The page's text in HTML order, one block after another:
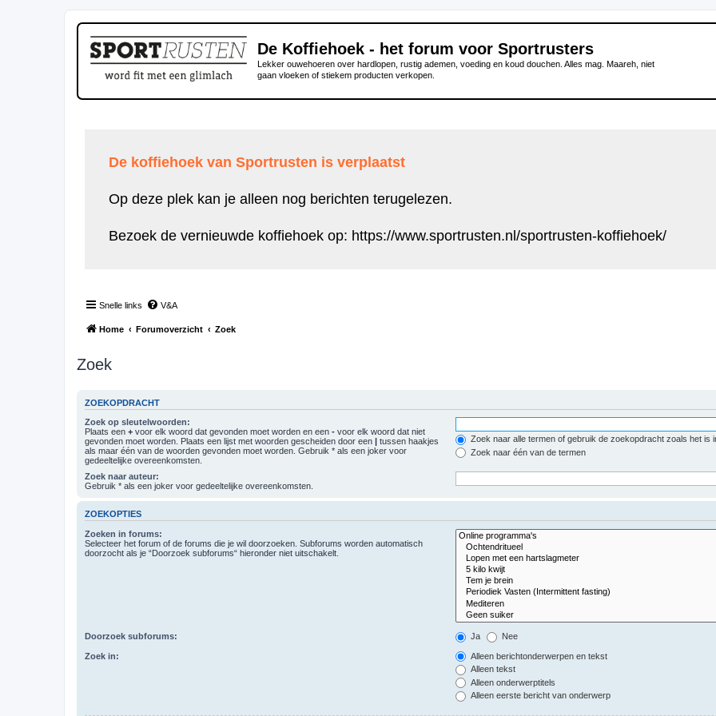
De Koffiehoek - het forum voor Sportrusters
Lekker ouwehoeren over hardlopen, rustig ademen, voeding en koud douchen. Alles mag. Maareh, niet
gaan vloeken of stiekem producten verkopen.
De koffiehoek van Sportrusten is verplaatst
Op deze plek kan je alleen nog berichten terugelezen.
Bezoek de vernieuwde koffiehoek op: https://www.sportrusten.nl/sportrusten-koffiehoek/
Snelle links V&A
Home Forumoverzicht Zoek
Zoek
ZOEKOPDRACHT
Zoek op sleutelwoorden:
Plaats een + voor elk woord dat gevonden moet worden en een - voor elk woord dat niet
gevonden moet worden. Plaats een lijst met woorden gescheiden door een | tussen haakjes
als maar één van de woorden gevonden moet worden. Gebruik * als een joker voor
gedeeltelijke overeenkomsten.
Zoek naar alle termen of gebruik de zoekopdracht zoals het is
Zoek naar één van de termen
Zoek naar auteur:
Gebruik * als een joker voor gedeeltelijke overeenkomsten.
ZOEKOPTIES
Zoeken in forums:
Selecteer het forum of de forums die je wil doorzoeken. Subforums worden automatisch
doorzocht als je “Doorzoek subforums“ hieronder niet uitschakelt.
Doorzoek subforums: Ja Nee
Zoek in:
Alleen berichtonderwerpen en tekst
Alleen tekst
Alleen onderwerptitels
Alleen eerste bericht van onderwerp